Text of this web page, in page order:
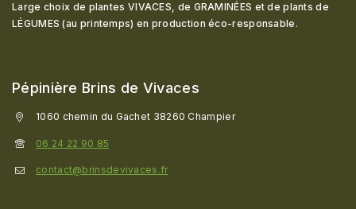
Large choix de plantes VIVACES, de GRAMINÉES et de plants de
LÉGUMES (au printemps) en production éco-responsable .
Pépinière Brins de Vivaces
1060 chemin du Gachet 38260 Champier
06 24 22 90 85
contact@brinsdevivaces.fr